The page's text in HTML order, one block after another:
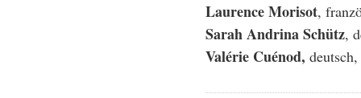
Laurence Morisot,
Sarah Andrina Schütz,
Valérie Cuénod,